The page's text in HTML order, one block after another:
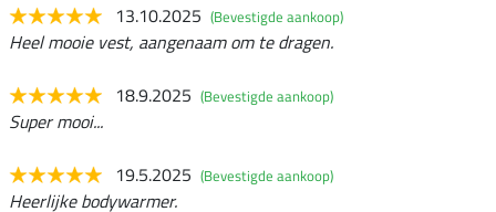
13.10.2025 (Bevestigde aankoop)
Heel mooie vest, aangenaam om te dragen.
18.9.2025 (Bevestigde aankoop)
Super mooi...
19.5.2025 (Bevestigde aankoop)
Heerlijke bodywarmer.